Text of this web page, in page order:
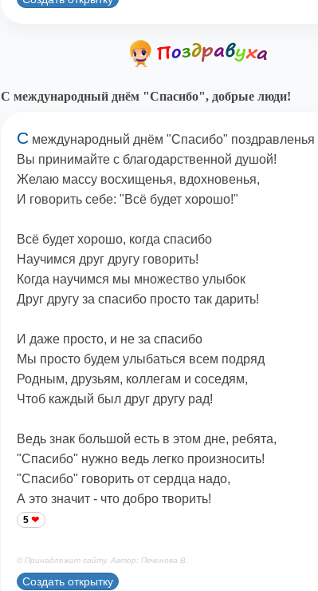
С международный днём "Спасибо", добрые люди!
Смеждународный днём "Спасибо" поздравленья
Вы принимайте с благодарственной душой!
Желаю массу восхищенья, вдохновенья,
И говорить себе: "Всё будет хорошо!"
Всё будет хорошо, когда спасибо
Научимся друг другу говорить!
Когда научимся мы множество улыбок
Друг другу за спасибо просто так дарить!
И даже просто, и не за спасибо
Мы просто будем улыбаться всем подряд
Родным, друзьям, коллегам и соседям,
Чтоб каждый был друг другу рад!
Ведь знак большой есть в этом дне, ребята,
"Спасибо" нужно ведь легко произносить!
"Спасибо" говорить от сердца надо,
А это значит - что добро творить!
5
© Принадлежит сайту. Автор: Печенова В.
Создать открытку